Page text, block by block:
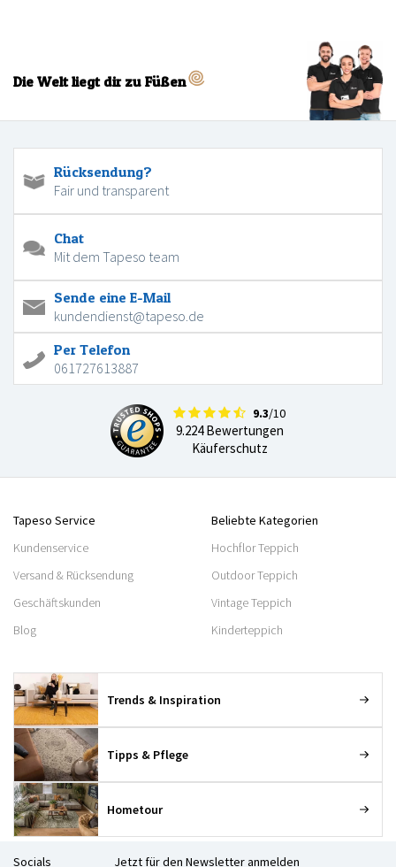
Die Welt liegt dir zu Füßen
Rücksendung?
Fair und transparent
Chat
Mit dem Tapeso team
Sende eine E-Mail
kundendienst@tapeso.de
Per Telefon
061727613887
9.3/10
9.224 Bewertungen
Käuferschutz
Tapeso Service
Kundenservice
Versand & Rücksendung
Geschäftskunden
Blog
Beliebte Kategorien
Hochflor Teppich
Outdoor Teppich
Vintage Teppich
Kinderteppich
Trends & Inspiration
Tipps & Pflege
Hometour
Socials Jetzt für den Newsletter anmelden